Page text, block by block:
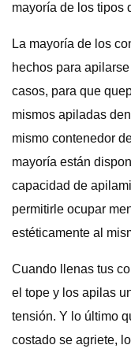
mayoría de los tipos
La mayoría de los
hechos para
casos, para que
mismos apiladas
mismo contenedor
mayoría están
capacidad de
permitirle ocupar
estéticamente al
Cuando llenas tus
el tope y los apilas
tensión. Y lo último
costado se agriete,